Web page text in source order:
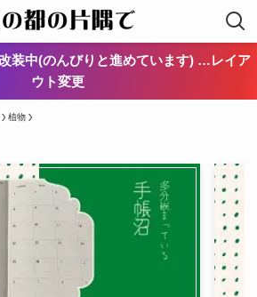
装中(のんびりと進めています) …レイア
ウト変更
植物